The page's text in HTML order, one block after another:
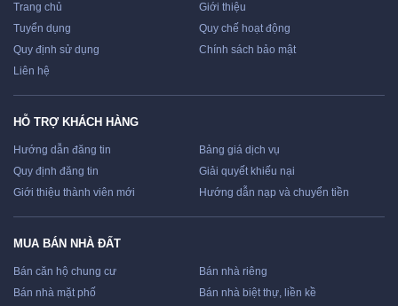
Trang chủ
Giới thiệu
Tuyển dụng
Quy chế hoạt động
Quy định sử dụng
Chính sách bảo mật
Liên hệ
HỖ TRỢ KHÁCH HÀNG
Hướng dẫn đăng tin
Bảng giá dịch vụ
Quy định đăng tin
Giải quyết khiếu nại
Giới thiệu thành viên mới
Hướng dẫn nạp và chuyển tiền
MUA BÁN NHÀ ĐẤT
Bán căn hộ chung cư
Bán nhà riêng
Bán nhà mặt phố
Bán nhà biệt thự, liền kề